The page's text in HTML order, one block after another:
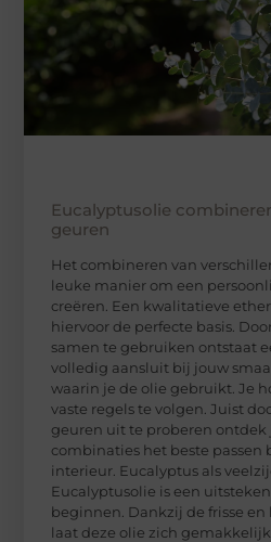
Eucalyptusolie
geuren
Het combineren van
leuke manier om een
creëren. Een kwalitatieve
hiervoor de perfecte basis.
samen te gebruiken ontstaat
volledig aansluit bij jouw
waarin je de olie gebruikt. Je
vaste regels te volgen. Juist
geuren uit te proberen ontdek
combinaties het beste passen
interieur. Eucalyptus als
Eucalyptusolie is een
beginnen. Dankzij de frisse
laat deze olie zich